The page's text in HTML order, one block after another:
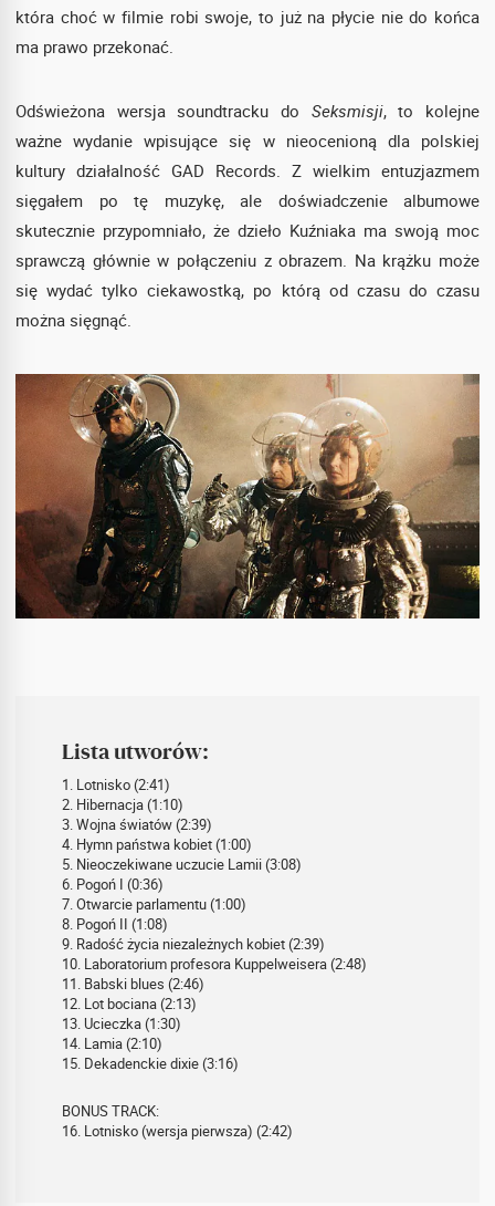
która choć w filmie robi swoje, to już na płycie nie do końca
ma prawo przekonać.
Odświeżona wersja soundtracku do Seksmisji, to kolejne
ważne wydanie wpisujące się w nieocenioną dla polskiej
kultury działalność GAD Records. Z wielkim entuzjazmem
sięgałem po tę muzykę, ale doświadczenie albumowe
skutecznie przypomniało, że dzieło Kuźniaka ma swoją moc
sprawczą głównie w połączeniu z obrazem. Na krążku może
się wydać tylko ciekawostką, po którą od czasu do czasu
można sięgnąć.
Lista utworów:
1. Lotnisko (2:41)
2. Hibernacja (1:10)
3. Wojna światów (2:39)
4. Hymn państwa kobiet (1:00)
5. Nieoczekiwane uczucie Lamii (3:08)
6. Pogoń I (0:36)
7. Otwarcie parlamentu (1:00)
8. Pogoń II (1:08)
9. Radość życia niezależnych kobiet (2:39)
10. Laboratorium profesora Kuppelweisera (2:48)
11. Babski blues (2:46)
12. Lot bociana (2:13)
13. Ucieczka (1:30)
14. Lamia (2:10)
15. Dekadenckie dixie (3:16)
BONUS TRACK:
16. Lotnisko (wersja pierwsza) (2:42)